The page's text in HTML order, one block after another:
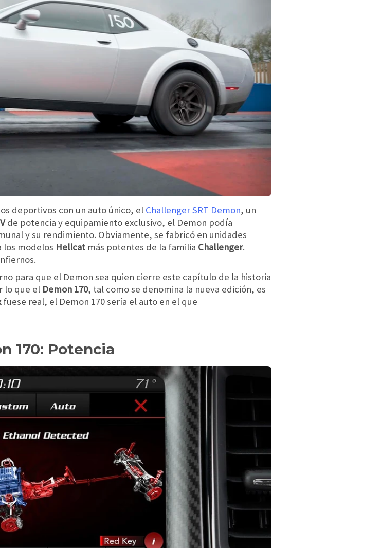
deportivos con un auto único, el Challenger SRT Demon, un
de potencia y equipamiento exclusivo, el Demon podía
y su rendimiento. Obviamente, se fabricó en unidades
los modelos Hellcat más potentes de la familia Challenger.
para que el Demon sea quien cierre este capítulo de la historia
lo que el Demon 170, tal como se denomina la nueva edición, es
fuese real, el Demon 170 sería el auto en el que
170: Potencia